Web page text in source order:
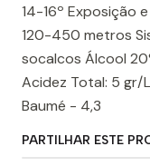
14-16º Exposição
120-450 metros
socalcos Álcool
Acidez Total: 5 gr/
Baumé - 4,3
PARTILHAR ESTE